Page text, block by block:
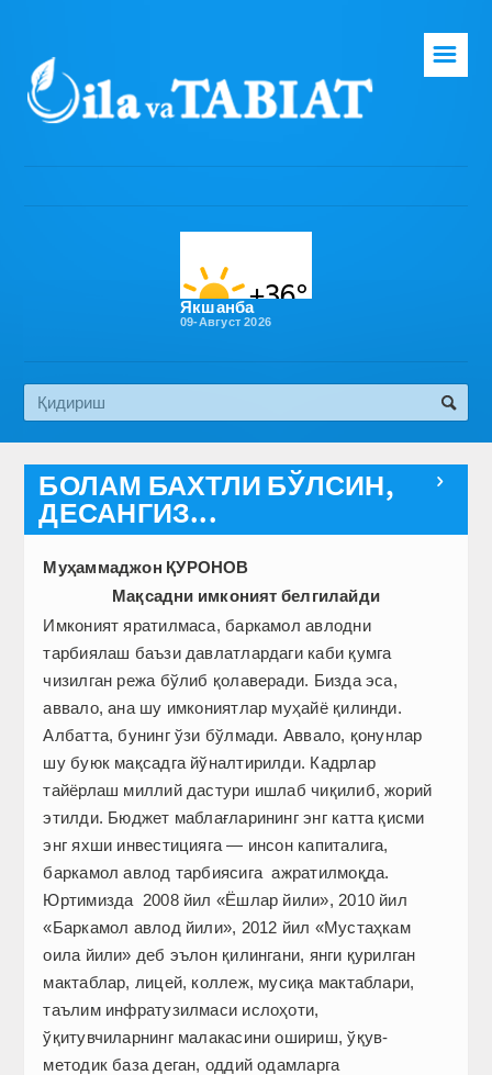
Бош саҳифа
Эко медиа
☰
Якшанба
09-Август 2026

БОЛАМ БАХТЛИ БЎЛСИН,
ДЕСАНГИЗ...
Муҳаммаджон ҚУРОНОВ
Мақсадни имконият белгилайди
Имконият яратилмаса, баркамол авлодни
тарбиялаш баъзи давлатлардаги каби қумга
чизилган режа бўлиб қолаверади. Бизда эса,
аввало, ана шу имкониятлар муҳайё қилинди.
Албатта, бунинг ўзи бўлмади. Аввало, қонунлар
шу буюк мақсадга йўналтирилди. Кадрлар
тайёрлаш миллий дастури ишлаб чиқилиб, жорий
этилди. Бюджет маблағларининг энг катта қисми
энг яхши инвестицияга — инсон капиталига,
баркамол авлод тарбиясига ажратилмоқда.
Юртимизда 2008 йил «Ёшлар йили», 2010 йил
«Баркамол авлод йили», 2012 йил «Мустаҳкам
оила йили» деб эълон қилингани, янги қурилган
мактаблар, лицей, коллеж, мусиқа мактаблари,
таълим инфратузилмаси ислоҳоти,
ўқитувчиларнинг малакасини ошириш, ўқув-
методик база деган, оддий одамларга